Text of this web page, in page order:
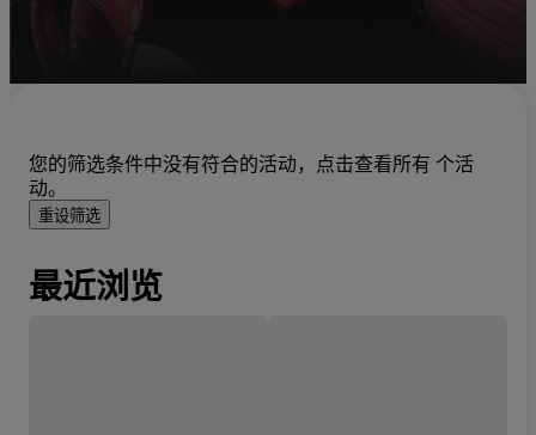
您的筛选条件中没有符合的活动，点击查看所有 个活
动。
重设筛选
最近浏览